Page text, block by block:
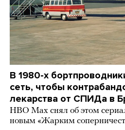
В 1980-х
сеть, чтобы
лекарства от СПИДа в
HBO Max снял об этом
новым «Жарким